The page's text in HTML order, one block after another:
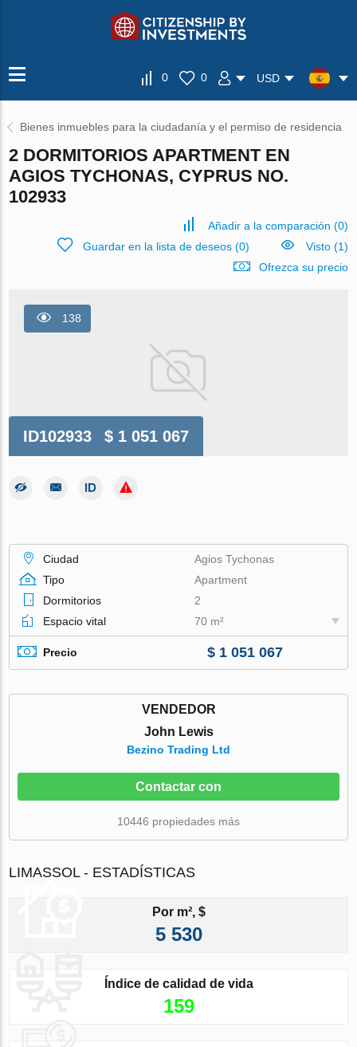
0 0 USD
Bienes inmuebles para la ciudadanía y el permiso de residencia
2 DORMITORIOS APARTMENT EN
AGIOS TYCHONAS, CYPRUS NO.
102933
Añadir a la comparación (0)
Guardar en la lista de deseos(0)
Visto (1)
Ofrezca su precio
138
ID102933 $ 1 051 067
Ciudad
Agios Tychonas
Tipo
Apartment
Dormitorios
2
Espacio vital
70 m²
Precio $ 1 051 067
VENDEDOR
John Lewis
Bezino Trading Ltd
Contactar con
10446 propiedades más
LIMASSOL - ESTADÍSTICAS
Por m², $
5 530
Índice de calidad de vida
159